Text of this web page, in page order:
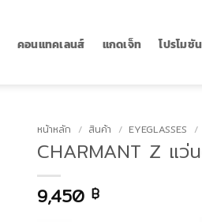
คอนแทคเลนส์ แกดเจ็ท โปรโมชัน
หน้าหลัก / สินค้า / EYEGLASSES /
CHARMANT Z แ
9,450 ฿